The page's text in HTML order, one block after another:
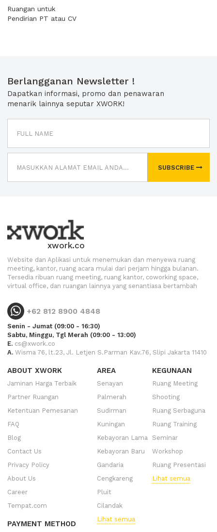
Ruangan untuk
Pendirian PT atau CV
Berlangganan Newsletter !
Dapatkan informasi, promo dan penawaran
menarik lainnya seputar XWORK!
SUBSCRIBE
xwork.co
Website dan Aplikasi untuk menemukan dan menyewa ruang
meeting, kantor, ruang acara mulai dari perjam hingga bulanan.
Tersedia ribuan ruang meeting, ruang kantor, coworking space,
virtual office, dan ruangan lainnya yang senantiasa bertambah
+62 812 8900 4848
Senin - Jumat (09:00 - 16:30)
Sabtu, Minggu, Tgl Merah (09:00 - 13:00)
E. cs@xwork.co
A. Wisma 76, lt.23, Jl. Letjen S.Parman Kav.76, Slipi Jakarta 11410
ABOUT XWORK
Jaminan Harga Terbaik
Partner Ruangan
Ketentuan Pemesanan
FAQ
Blog
Contact Us
Privacy Policy
About Us
Career
Tempat.com
PAYMENT METHOD
AREA
Senayan
Palmerah
Sudirman
Kuningan
Kebayoran Lama
Kebayoran Baru
Gandaria
Cengkareng
Pluit
Cilandak
Lihat semua
KEGUNAAN
Ruang Meeting
Shooting
Ruang Serbaguna
Ruang Training
Seminar
Workshop
Ruang Presentasi
Lihat semua